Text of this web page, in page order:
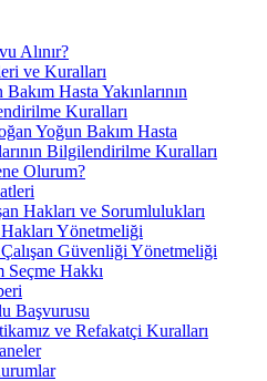
Alınır?
ve Kuralları
Hasta Yakınlarının
Kuralları
Yoğun Bakım Hasta
Bilgilendirilme Kuralları
Olurum?
Hakları ve Sorumlulukları
Yönetmeliği
Güvenliği Yönetmeliği
Seçme Hakkı
Başvurusu
ve Refakatçi Kuralları